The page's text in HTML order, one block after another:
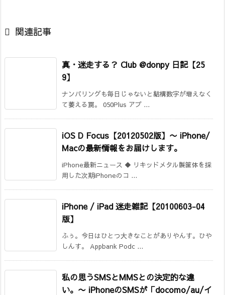
 関連記事
真・迷走する？ Club @donpy 日記【25
9】
ナンバリングも毎日じゃないと結構数字が増えなく
て萎える罠。 050Plus アプ ...
iOS D Focus【20120502版】 〜 iPhone/
Macの最新情報をお届けします。
iPhone最新ニュース ◆ リキッドメタル製筐体を採
用した次期iPhoneのコ ...
iPhone / iPad 迷走雑記【20100603-04
版】
ふぅ。今日はひとつ大きなことがありやんす。ひや
しんす。 Appbank Podc ...
私の思うSMSとMMSとの決定的な違
い。 〜 iPhoneのSMSが「docomo/au/イ